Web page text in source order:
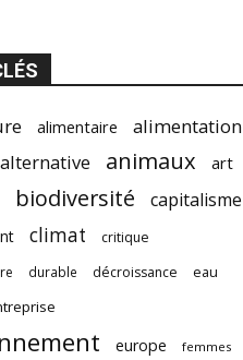
alimentaire alimentation
alternative animaux art
biodiversité capitalisme
climat
critique
durable décroissance eau
europe femmes